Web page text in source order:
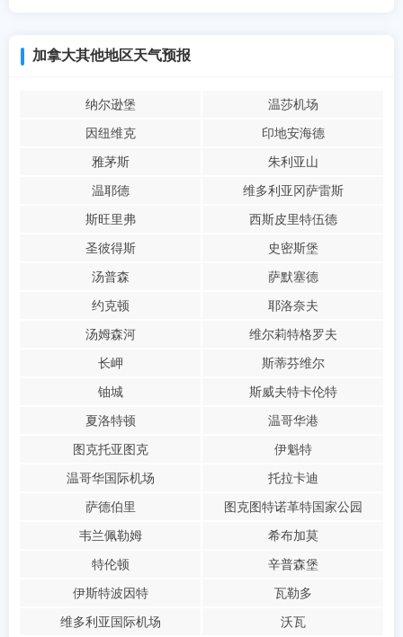
加拿大其他地区天气预报
纳尔逊堡
温莎机场
因纽维克
印地安海德
雅茅斯
朱利亚山
温耶德
维多利亚冈萨雷斯
斯旺里弗
西斯皮里特伍德
圣彼得斯
史密斯堡
汤普森
萨默塞德
约克顿
耶洛奈夫
汤姆森河
维尔莉特格罗夫
长岬
斯蒂芬维尔
铀城
斯威夫特卡伦特
夏洛特顿
温哥华港
图克托亚图克
伊魁特
温哥华国际机场
托拉卡迪
萨德伯里
图克图特诺革特国家公园
韦兰佩勒姆
希布加莫
特伦顿
辛普森堡
伊斯特波因特
瓦勒多
维多利亚国际机场
沃瓦